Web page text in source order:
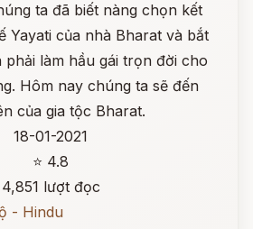
ta đã biết nàng chọn kết
Yayati của nhà Bharat và bắt
làm hầu gái trọn đời cho
Hôm nay chúng ta sẽ đến
của gia tộc Bharat.
18-01-2021
⭐ 4.8
4,851 lượt đọc
- Hindu